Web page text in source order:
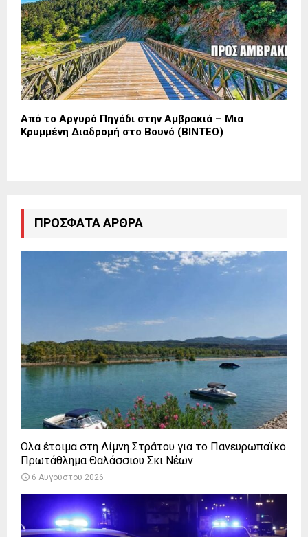
Από το Αργυρό Πηγάδι στην Αμβρακιά – Μια
Κρυμμένη Διαδρομή στο Βουνό (ΒΙΝΤΕΟ)
ΠΡΌΣΦΑΤΑ ΆΡΘΡΑ
Όλα έτοιμα στη Λίμνη Στράτου για το Πανευρωπαϊκό
Πρωτάθλημα Θαλάσσιου Σκι Νέων
6 Αυγούστου 2026